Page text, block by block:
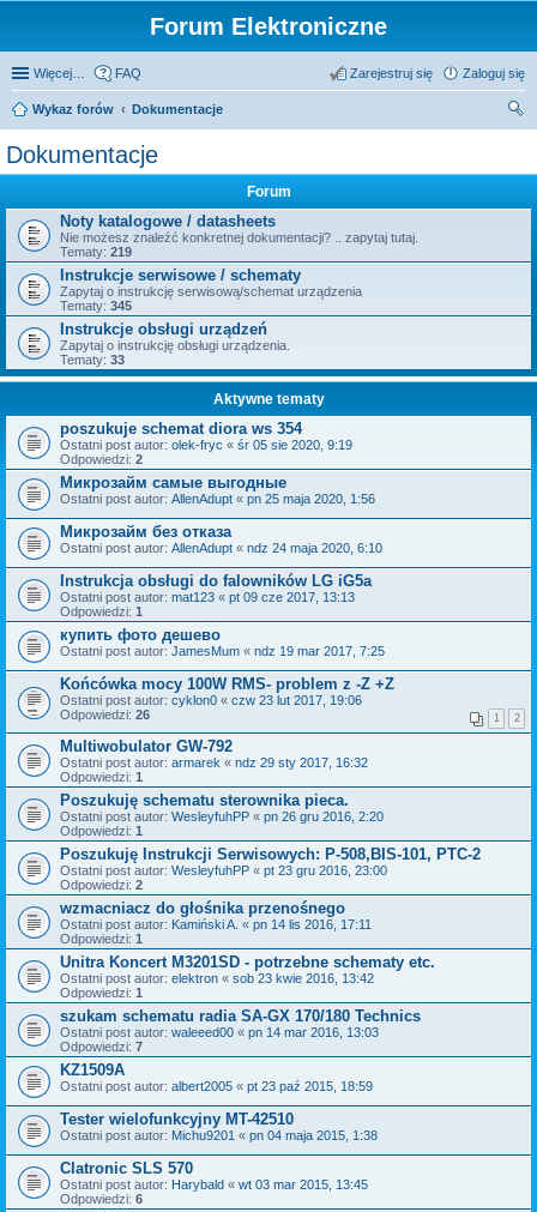
Forum Elektroniczne
Więcej… FAQ Zaloguj się
Zarejestruj się
Wykaz forów
Dokumentacje
Dokumentacje
Forum
Noty katalogowe / datasheets
Nie możesz znaleźć konkretnej dokumentacji? .. zapytaj tutaj.
Tematy: 219
Instrukcje serwisowe / schematy
Zapytaj o instrukcję serwisową/schemat urządzenia
Tematy: 345
Instrukcje obsługi urządzeń
Zapytaj o instrukcję obsługi urządzenia.
Tematy: 33
Aktywne tematy
poszukuje schemat diora ws 354
Ostatni post autor: olek-fryc « śr 05 sie 2020, 9:19
Odpowiedzi: 2
Микрозайм самые выгодные
Ostatni post autor: AllenAdupt « pn 25 maja 2020, 1:56
Микрозайм без отказа
Ostatni post autor: AllenAdupt « ndz 24 maja 2020, 6:10
Instrukcja obsługi do falowników LG iG5a
Ostatni post autor: mat123 « pt 09 cze 2017, 13:13
Odpowiedzi: 1
купить фото дешево
Ostatni post autor: JamesMum « ndz 19 mar 2017, 7:25
Końcówka mocy 100W RMS- problem z -Z +Z
Ostatni post autor: cyklon0 « czw 23 lut 2017, 19:06
Odpowiedzi: 26 1 2
Multiwobulator GW-792
Ostatni post autor: armarek « ndz 29 sty 2017, 16:32
Odpowiedzi: 1
Poszukuję schematu sterownika pieca.
Ostatni post autor: WesleyfuhPP « pn 26 gru 2016, 2:20
Odpowiedzi: 1
Poszukuję Instrukcji Serwisowych: P-508,BIS-101, PTC-2
Ostatni post autor: WesleyfuhPP « pt 23 gru 2016, 23:00
Odpowiedzi: 2
wzmacniacz do głośnika przenośnego
Ostatni post autor: Kamiński A. « pn 14 lis 2016, 17:11
Odpowiedzi: 1
Unitra Koncert M3201SD - potrzebne schematy etc.
Ostatni post autor: elektron « sob 23 kwie 2016, 13:42
Odpowiedzi: 1
szukam schematu radia SA-GX 170/180 Technics
Ostatni post autor: waleeed00 « pn 14 mar 2016, 13:03
Odpowiedzi: 7
KZ1509A
Ostatni post autor: albert2005 « pt 23 paź 2015, 18:59
Tester wielofunkcyjny MT-42510
Ostatni post autor: Michu9201 « pn 04 maja 2015, 1:38
Clatronic SLS 570
Ostatni post autor: Harybald « wt 03 mar 2015, 13:45
Odpowiedzi: 6